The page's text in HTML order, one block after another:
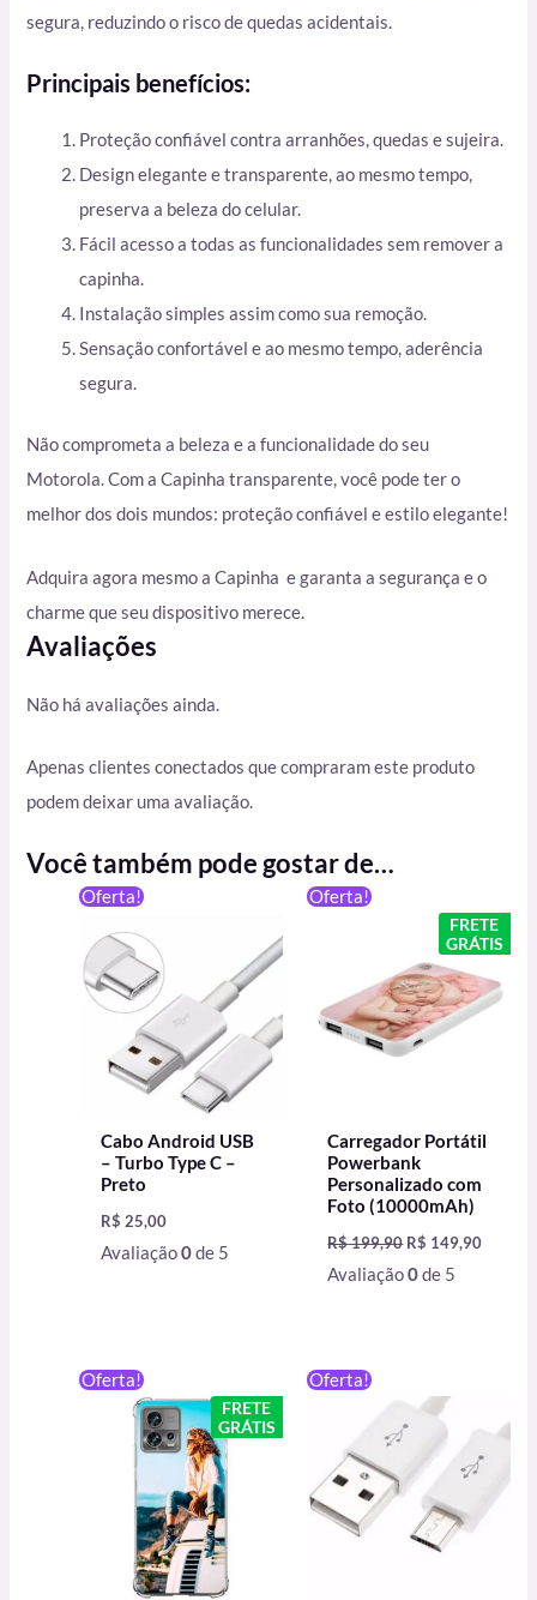
segura, reduzindo o risco de quedas acidentais.
Principais benefícios:
Proteção confiável contra arranhões, quedas e sujeira.
Design elegante e transparente, ao mesmo tempo,
preserva a beleza do celular.
Fácil acesso a todas as funcionalidades sem remover a
capinha.
Instalação simples assim como sua remoção.
Sensação confortável e ao mesmo tempo, aderência
segura.
Não comprometa a beleza e a funcionalidade do seu
Motorola. Com a Capinha transparente, você pode ter o
melhor dos dois mundos: proteção confiável e estilo elegante!
Adquira agora mesmo a Capinha e garanta a segurança e o
charme que seu dispositivo merece.
Avaliações
Não há avaliações ainda.
Apenas clientes conectados que compraram este produto
podem deixar uma avaliação.
Você também pode gostar de…
Oferta!
Cabo Android USB
– Turbo Type C –
Preto
R$ 25,00
Avaliação0de 5
Oferta!
FRETE
GRÁTIS
Carregador Portátil
Powerbank
Personalizado com
Foto (10000mAh)
R$199,90
preço
original
R$ 199,90.
R$ 149,90
preço
atual
é:
Avaliação0de 5
Oferta!
FRETE
GRÁTIS
original
era:
R$ 59,90.
preço
atual
é:
Oferta!
preço
original
era:
R$ 39,90.
R$ 25,00.